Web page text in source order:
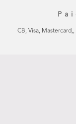
CB, Visa,